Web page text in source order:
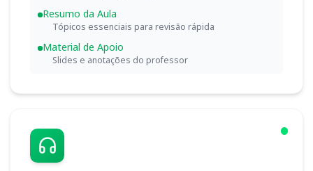
Resumo da Aula
Tópicos essenciais para revisão rápida
Material de Apoio
Slides e anotações do professor